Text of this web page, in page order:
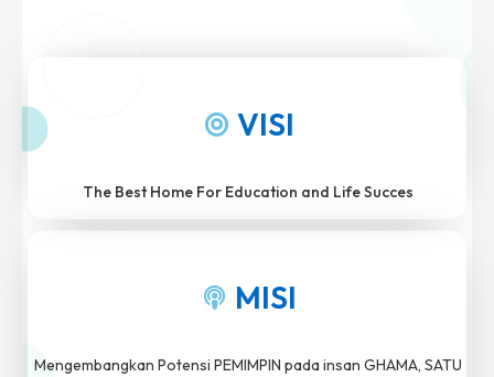
VISI
The Best Home For Education and Life Succes
MISI
Mengembangkan Potensi PEMIMPIN pada insan GHAMA, SATU